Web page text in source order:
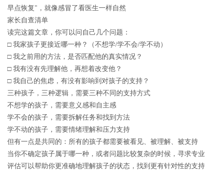
早点恢复"，就像感冒了看医生一样自然
家长自查清单
读完这篇文章，你可以问自己几个问题：
□ 我家孩子更接近哪一种？（不想学/学不会/学不动）
□ 我之前用的方法，是否匹配他的真实情况？
□ 我有没有先理解他，再想着改变他？
□ 我自己的焦虑，有没有影响到对孩子的支持？
三种孩子，三种逻辑，需要三种不同的支持方式
不想学的孩子，需要意义感和自主感
学不会的孩子，需要拆解任务和找到方法
学不动的孩子，需要情绪理解和压力支持
但有一点是共同的：所有的孩子都需要被看见、被理解、被支持
当你不确定孩子属于哪一种，或者问题比较复杂的时候，寻求专业
评估可以帮助你更准确地理解孩子的状态，找到更有针对性的支持